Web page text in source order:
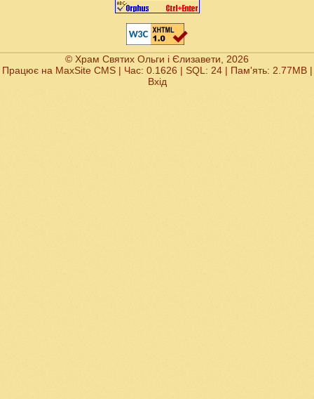
© Храм Святих Ольги і Єлизавети, 2026
Працює на MaxSite CMS| Час: 0.1626 | SQL: 24 | Пам'ять: 2.77MB|
Вхід